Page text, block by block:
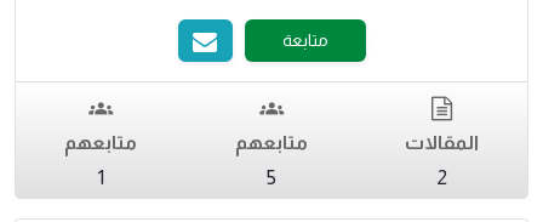
متابعة
المقالات
2
متابعهم
5
متابعهم
1